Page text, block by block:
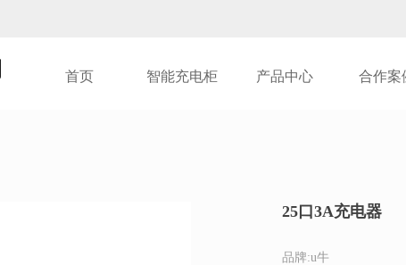
首页 智能充电柜 产品中心 合作案
25口3A充电器
品牌:u牛